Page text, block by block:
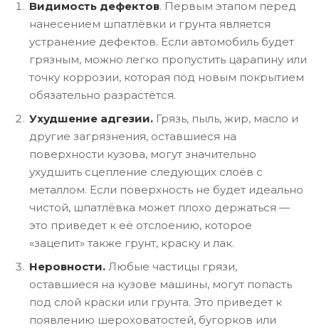
Видимость дефектов. Первым этапом перед
нанесением шпатлёвки и грунта является
устранение дефектов. Если автомобиль будет
грязным, можно легко пропустить царапину или
точку коррозии, которая под новым покрытием
обязательно разрастётся.
Ухудшение адгезии. Грязь, пыль, жир, масло и
другие загрязнения, оставшиеся на
поверхности кузова, могут значительно
ухудшить сцепление следующих слоёв с
металлом. Если поверхность не будет идеально
чистой, шпатлёвка может плохо держаться —
это приведет к её отслоению, которое
«зацепит» также грунт, краску и лак.
Неровности. Любые частицы грязи,
оставшиеся на кузове машины, могут попасть
под слой краски или грунта. Это приведет к
появлению шероховатостей, бугорков или